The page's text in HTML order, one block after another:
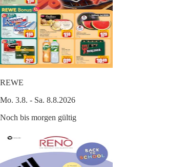
REWE
Mo. 3.8. - Sa. 8.8.2026
Noch bis morgen gültig